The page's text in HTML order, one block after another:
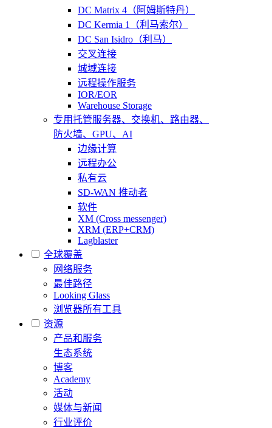
DC Matrix 4（阿姆斯特丹）
DC Kermia 1（利马索尔）
DC San Isidro（利马）
交叉连接
城域连接
远程操作服务
IOR/EOR
Warehouse Storage
专用托管服务器、交换机、路由器、
防火墙、GPU、AI
边缘计算
远程办公
私有云
SD-WAN 推动者
软件
XM (Cross messenger)
XRM (ERP+CRM)
Lagblaster
全球覆盖
网络服务
最佳路径
Looking Glass
浏览器所有工具
资源
产品和服务
生态系统
博客
Academy
活动
媒体与新闻
行业评价